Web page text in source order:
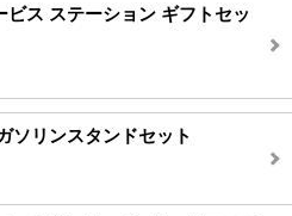
ビス ステーション ギフトセッ
ソリンスタンドセット